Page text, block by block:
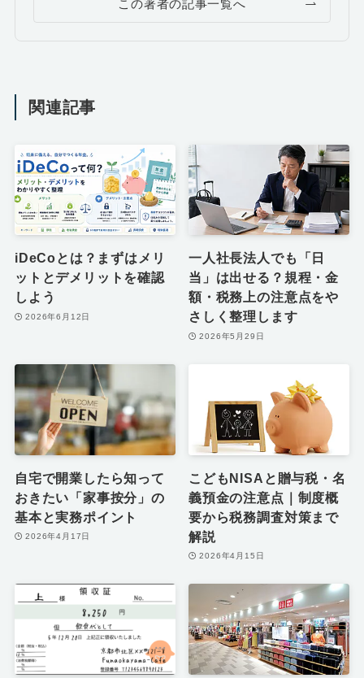
この著者の記事一覧へ
関連記事
iDeCoとは？まずはメリ
ットとデメリットを確認
しよう
2026年6月12日
一人社長法人でも「日
当」は出せる？規程・金
額・税務上の注意点をや
さしく整理します
2026年5月29日
自宅で開業したら知って
おきたい「家事按分」の
基本と実務ポイント
2026年4月17日
こどもNISAと贈与税・名
義預金の注意点｜制度概
要から税務調査対策まで
解説
2026年4月15日